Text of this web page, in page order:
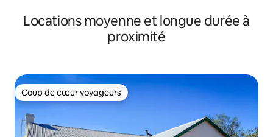
Locations moyenne et longue durée à
proximité
Coup de cœur voyageurs
Coup de cœur voyageurs